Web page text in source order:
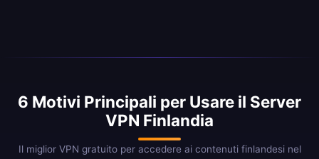
6 Motivi Principali per Usare il Server
VPN Finlandia
Il miglior VPN gratuito per accedere ai contenuti finlandesi nel